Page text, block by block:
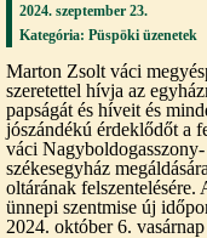
2024. szeptember 23.
Kategória: Püspöki üzenetek
Marton Zsolt váci
szeretettel hívja az
papságát és híveit és
jószándékú érdeklődőt a
váci Nagyboldogasszony-
székesegyház
oltárának felszentelésére.
ünnepi szentmise új
2024. október 6.